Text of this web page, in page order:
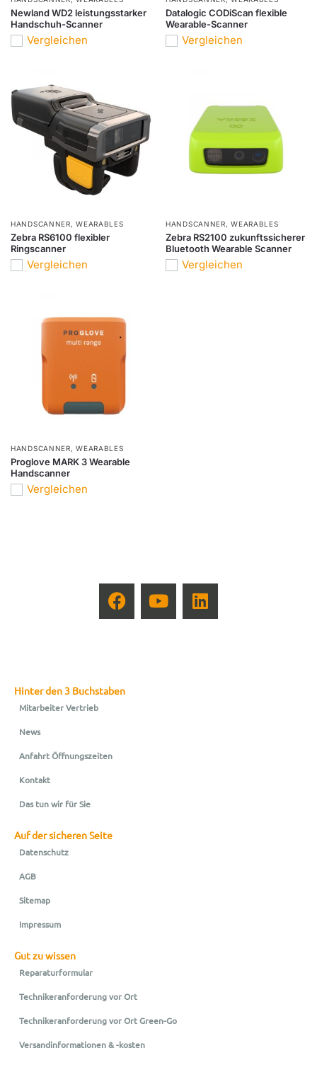
Newland WD2 leistungsstarker
Handschuh-Scanner
Vergleichen
Datalogic CODiScan flexible
Wearable-Scanner
Vergleichen
HANDSCANNER,WEARABLES
Zebra RS6100 flexibler
Ringscanner
Vergleichen
HANDSCANNER,WEARABLES
Zebra RS2100 zukunftssicherer
Bluetooth Wearable Scanner
Vergleichen
HANDSCANNER,WEARABLES
Proglove MARK 3 Wearable
Handscanner
Vergleichen
Hinter den 3 Buchstaben
Mitarbeiter Vertrieb
News
Anfahrt Öffnungszeiten
Kontakt
Das tun wir für Sie
Auf der sicheren Seite
Datenschutz
AGB
Sitemap
Impressum
Gut zu wissen
Reparaturformular
Technikeranforderung vor Ort
Technikeranforderung vor Ort Green-Go
Versandinformationen & -kosten